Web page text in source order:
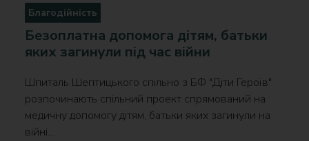
Благодійність
Безоплатна допомога дітям, батьки
яких загинули під час війни
Шпиталь Шептицького спільно з БФ "Діти Героїв"
розпочинають спільний проект спрямований на
медичну допомогу дітям, батьки яких загинули на
війні....